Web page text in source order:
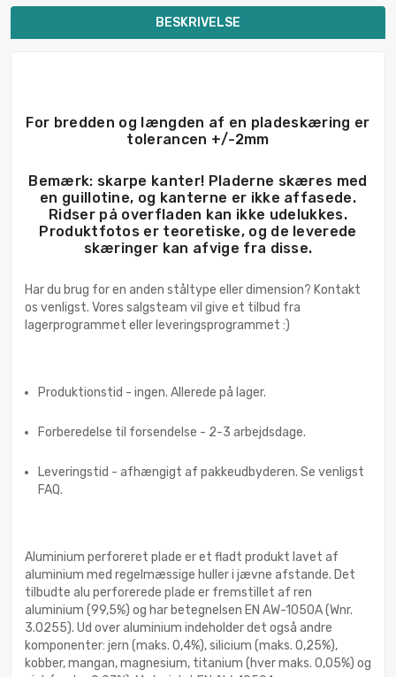
BESKRIVELSE
For bredden og længden af en pladeskæring er
tolerancen +/-2mm
Bemærk: skarpe kanter! Pladerne skæres med
en guillotine, og kanterne er ikke affasede.
Ridser på overfladen kan ikke udelukkes.
Produktfotos er teoretiske, og de leverede
skæringer kan afvige fra disse.
Har du brug for en anden ståltype eller dimension? Kontakt
os venligst. Vores salgsteam vil give et tilbud fra
lagerprogrammet eller leveringsprogrammet :)
Produktionstid - ingen. Allerede på lager.
Forberedelse til forsendelse - 2-3 arbejdsdage.
Leveringstid - afhængigt af pakkeudbyderen. Se venligst
FAQ.
Aluminium perforeret plade er et fladt produkt lavet af
aluminium med regelmæssige huller i jævne afstande. Det
tilbudte alu perforerede plade er fremstillet af ren
aluminium (99,5%) og har betegnelsen EN AW-1050A (Wnr.
3.0255). Ud over aluminium indeholder det også andre
komponenter: jern (maks. 0,4%), silicium (maks. 0,25%),
kobber, mangan, magnesium, titanium (hver maks. 0,05%) og